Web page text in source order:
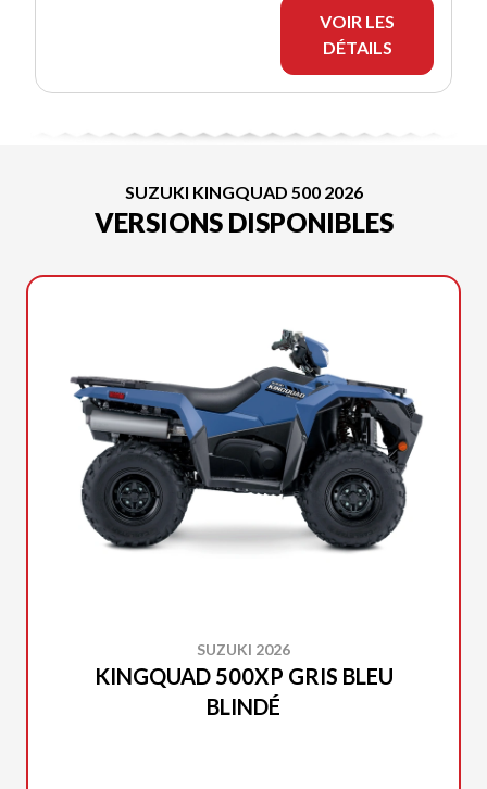
VOIR LES
DÉTAILS
SUZUKI KINGQUAD 500 2026
VERSIONS DISPONIBLES
SUZUKI 2026
KINGQUAD 500XP GRIS BLEU
BLINDÉ